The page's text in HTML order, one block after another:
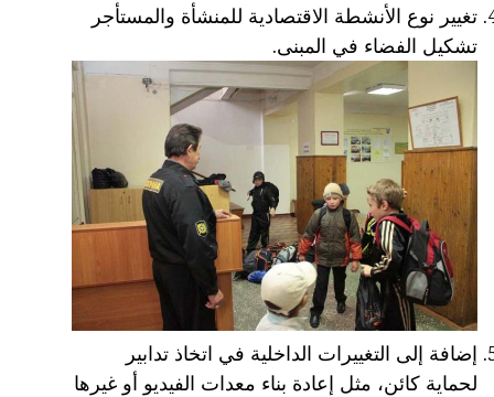
تغيير نوع الأنشطة الاقتصادية للمنشأة والمستأجر
تشكيل الفضاء في المبنى.
إضافة إلى التغييرات الداخلية في اتخاذ تدابير
لحماية كائن، مثل إعادة بناء معدات الفيديو أو غيرها